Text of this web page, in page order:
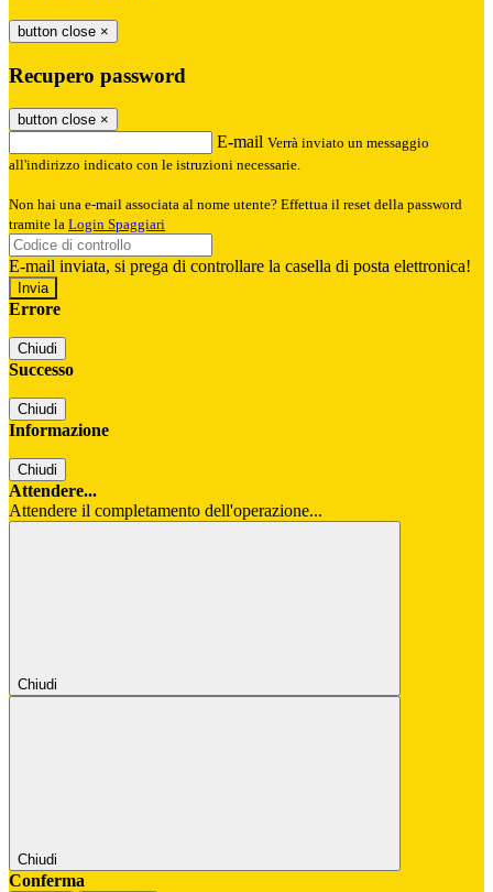
button close ×
Recupero password
button close ×
E-mail Verrà inviato un messaggio
all'indirizzo indicato con le istruzioni necessarie.
Non hai una e-mail associata al nome utente? Effettua il reset della password
tramite la Login Spaggiari
E-mail inviata, si prega di controllare la casella di posta elettronica!
Errore
Chiudi
Successo
Chiudi
Informazione
Chiudi
Attendere...
Attendere il completamento dell'operazione...
Chiudi
Chiudi
Conferma